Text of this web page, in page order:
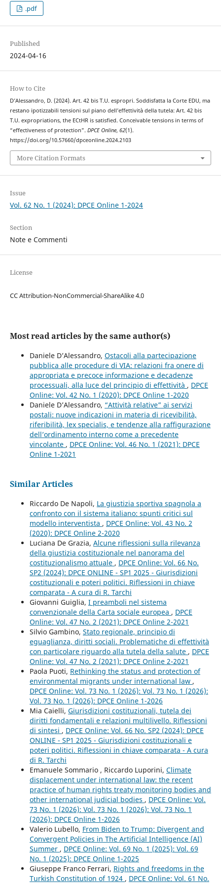
.pdf
Published
2024-04-16
How to Cite
D’Alessandro, D. (2024). Art. 42 bis T.U. espropri. Soddisfatta la Corte EDU, ma
restano ipotizzabili tensioni sul piano dell’effettività della tutela: Art. 42 bis
T.U. expropriations, the ECtHR is satisfied. Conceivable tensions in terms of
“effectiveness of protection”. DPCE Online, 62(1).
https://doi.org/10.57660/dpceonline.2024.2103
More Citation Formats
Issue
Vol. 62 No. 1 (2024): DPCE Online 1-2024
Section
Note e Commenti
License
CC Attribution-NonCommercial-ShareAlike 4.0
Most read articles by the same author(s)
Daniele D’Alessandro, Ostacoli alla partecipazione
pubblica alle procedure di VIA: relazioni fra onere di
appropriata e precoce informazione e decadenze
processuali, alla luce del principio di effettività , DPCE
Online: Vol. 42 No. 1 (2020): DPCE Online 1-2020
Daniele D’Alessandro, “Attività relative” ai servizi
postali: nuove indicazioni in materia di ricevibilità,
riferibilità, lex specialis, e tendenze alla raffigurazione
dell’ordinamento interno come a precedente
vincolante , DPCE Online: Vol. 46 No. 1 (2021): DPCE
Online 1-2021
Similar Articles
Riccardo De Napoli, La giustizia sportiva spagnola a
confronto con il sistema italiano: spunti critici sul
modello interventista , DPCE Online: Vol. 43 No. 2
(2020): DPCE Online 2-2020
Luciana De Grazia, Alcune riflessioni sulla rilevanza
della giustizia costituzionale nel panorama del
costituzionalismo attuale , DPCE Online: Vol. 66 No.
SP2 (2024): DPCE ONLINE - SP1 2025 - Giurisdizioni
costituzionali e poteri politici. Riflessioni in chiave
comparata - A cura di R. Tarchi
Giovanni Guiglia, I preamboli nel sistema
convenzionale della Carta sociale europea , DPCE
Online: Vol. 47 No. 2 (2021): DPCE Online 2-2021
Silvio Gambino, Stato regionale, principio di
eguaglianza, diritti sociali. Problematiche di effettività
con particolare riguardo alla tutela della salute , DPCE
Online: Vol. 47 No. 2 (2021): DPCE Online 2-2021
Paola Puoti, Rethinking the status and protection of
environmental migrants under international law ,
DPCE Online: Vol. 73 No. 1 (2026): Vol. 73 No. 1 (2026):
Vol. 73 No. 1 (2026): DPCE Online 1-2026
Mia Caielli, Giurisdizioni costituzionali, tutela dei
diritti fondamentali e relazioni multilivello. Riflessioni
di sintesi , DPCE Online: Vol. 66 No. SP2 (2024): DPCE
ONLINE - SP1 2025 - Giurisdizioni costituzionali e
poteri politici. Riflessioni in chiave comparata - A cura
di R. Tarchi
Emanuele Sommario , Riccardo Luporini, Climate
displacement under international law: the recent
practice of human rights treaty monitoring bodies and
other international judicial bodies , DPCE Online: Vol.
73 No. 1 (2026): Vol. 73 No. 1 (2026): Vol. 73 No. 1
(2026): DPCE Online 1-2026
Valerio Lubello, From Biden to Trump: Divergent and
Convergent Policies in The Artificial Intelligence (AI)
Summer , DPCE Online: Vol. 69 No. 1 (2025): Vol. 69
No. 1 (2025): DPCE Online 1-2025
Giuseppe Franco Ferrari, Rights and freedoms in the
Turkish Constitution of 1924 , DPCE Online: Vol. 61 No.